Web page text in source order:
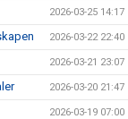
2026-03-25 14:17
2026-03-22 22:40
2026-03-21 23:07
2026-03-20 21:47
2026-03-19 07:00